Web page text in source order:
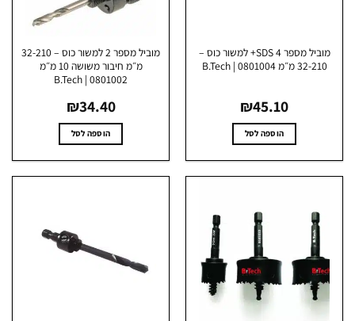
מוביל מספר 4 SDS+ למשור כוס –
₪45.10
הוספה לסל
מוביל מספר 2 למשור כוס – 32-210
מ״מ חיבור משושה 10 מ״מ
0801002 | B.Tech
₪34.40
הוספה לסל